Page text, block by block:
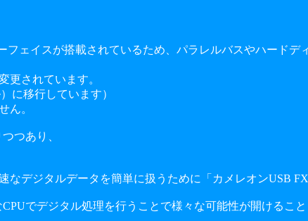
ェイスが搭載されているため、パラレルバスやハード
更されています。
に移行しています）
ん。
つあり、
デジタルデータを簡単に扱うために「カメレオンUSB
でデジタル処理を行うことで様々な可能性が開けること